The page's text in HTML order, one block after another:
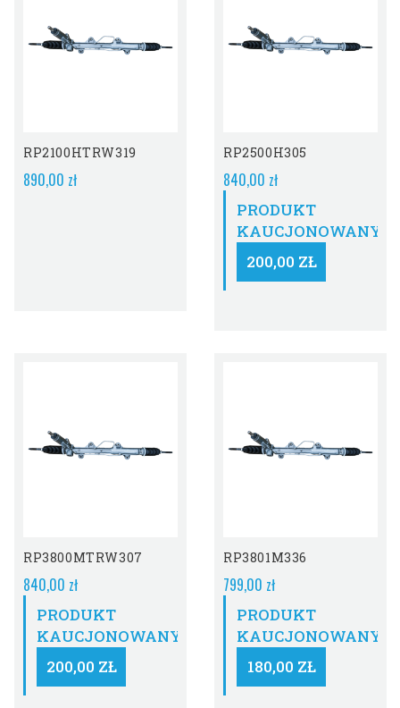
Stanie
RP2100HTRW319
890,00 zł
RP2500H305
840,00 zł
PRODUKT
KAUCJONOWANY:
200,00 ZŁ
RP3800MTRW307
840,00 zł
PRODUKT
KAUCJONOWANY:
200,00 ZŁ
RP3801M336
799,00 zł
PRODUKT
KAUCJONOWANY:
180,00 ZŁ